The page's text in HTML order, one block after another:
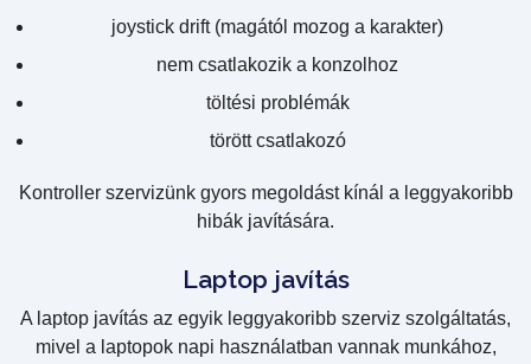
joystick drift (magától mozog a karakter)
nem csatlakozik a konzolhoz
töltési problémák
törött csatlakozó
Kontroller szervizünk gyors megoldást kínál a leggyakoribb
hibák javítására.
Laptop javítás
A laptop javítás az egyik leggyakoribb szerviz szolgáltatás,
mivel a laptopok napi használatban vannak munkához,